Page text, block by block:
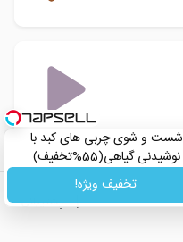
شست و شوی چربی های کبد با
نوشیدنی گیاهی(55%تخفیف)
تخفیف ویژه!
| پشتیبانی